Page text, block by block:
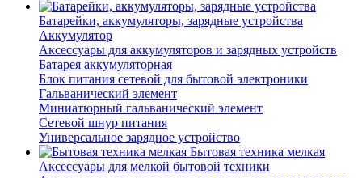
Батарейки, аккумуляторы, зарядные устройства
Аккумулятор
Аксессуары для аккумуляторов и зарядных устройств
Батарея аккумуляторная
Блок питания сетевой для бытовой электроники
Гальванический элемент
Миниатюрный гальванический элемент
Сетевой шнур питания
Универсальное зарядное устройство
Бытовая техника мелкая
Аксессуары для мелкой бытовой техники